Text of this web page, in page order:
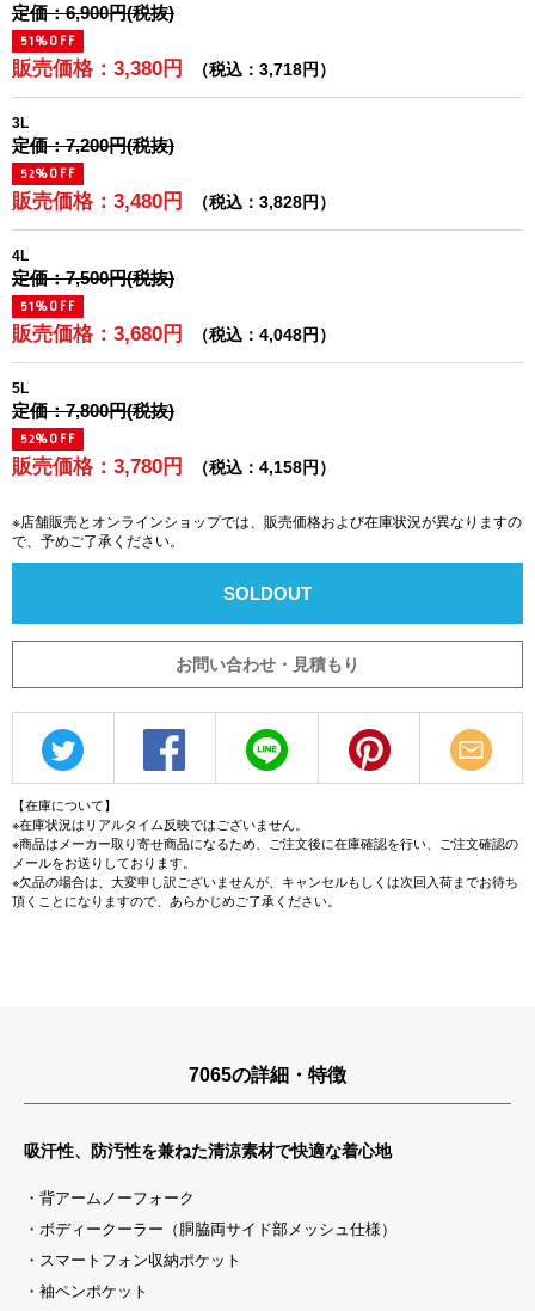
定価：6,900円(税抜)
51%OFF
販売価格：3,380円 （税込：3,718円）
3L
定価：7,200円(税抜)
52%OFF
販売価格：3,480円 （税込：3,828円）
4L
定価：7,500円(税抜)
51%OFF
販売価格：3,680円 （税込：4,048円）
5L
定価：7,800円(税抜)
52%OFF
販売価格：3,780円 （税込：4,158円）
※店舗販売とオンラインショップでは、販売価格および在庫状況が異なりますの
で、予めご了承ください。
SOLDOUT
お問い合わせ・見積もり
【在庫について】
※在庫状況はリアルタイム反映ではございません。
※商品はメーカー取り寄せ商品になるため、ご注文後に在庫確認を行い、ご注文確認の
メールをお送りしております。
※欠品の場合は、大変申し訳ございませんが、キャンセルもしくは次回入荷までお待ち
頂くことになりますので、あらかじめご了承ください。
7065の詳細・特徴
吸汗性、防汚性を兼ねた清涼素材で快適な着心地
・背アームノーフォーク
・ボディークーラー（胴脇両サイド部メッシュ仕様）
・スマートフォン収納ポケット
・袖ペンポケット